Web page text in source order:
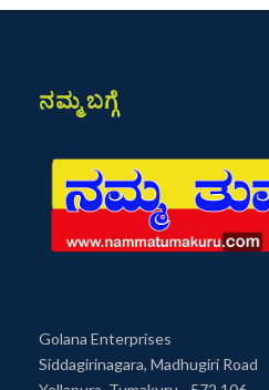
ನಮ್ಮ ಬಗ್ಗೆ
Golana Enterprises
Siddagirinagara, Madhugiri Road